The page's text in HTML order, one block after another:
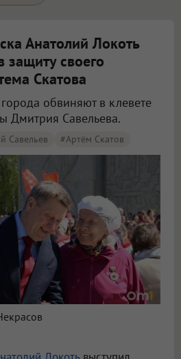
Анатолий Локоть
защиту своего
Скатова
обвиняют в клевете
Дмитрия Савельева.
Савельев #Артём Скатов